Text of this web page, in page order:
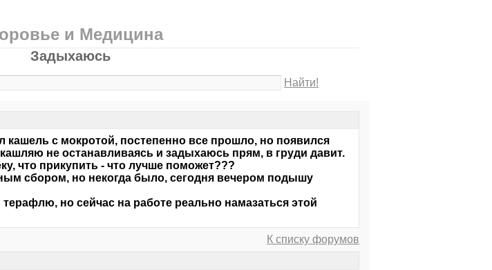
и Медицина
Задыхаюсь
Найти!
кашель с мокротой, постепенно все прошло, но появился
не останавливаясь и задыхаюсь прям, в груди давит.
что прикупить - что лучше поможет???
сбором, но некогда было, сегодня вечером подышу
но сейчас на работе реально намазаться этой
К списку форумов